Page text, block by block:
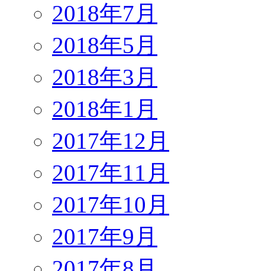
2018年7月
2018年5月
2018年3月
2018年1月
2017年12月
2017年11月
2017年10月
2017年9月